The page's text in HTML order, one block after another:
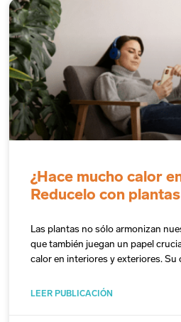
¿Hace mucho calor
Reducelo con
Las plantas no sólo armonizan
que también juegan un papel
calor en interiores y exteriores. Su
LEER PUBLICACIÓN